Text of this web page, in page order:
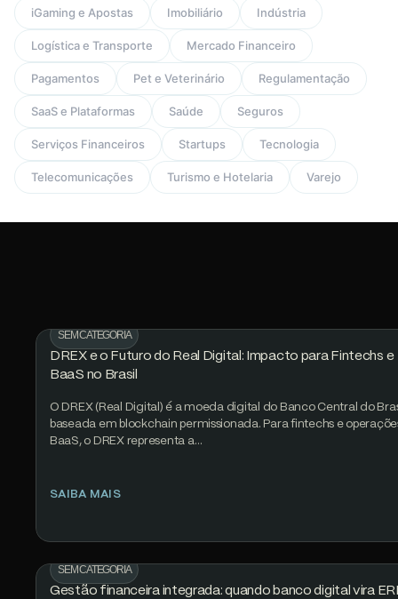
iGaming e Apostas Imobiliário Indústria
Logística e Transporte Mercado Financeiro
Pagamentos Pet e Veterinário Regulamentação
SaaS e Plataformas Saúde Seguros
Serviços Financeiros Startups Tecnologia
Telecomunicações Turismo e Hotelaria Varejo
SEM CATEGORIA
DREX e o Futuro do Real Digital: Impacto para Fintechs e
BaaS no Brasil
O DREX (Real Digital) é a moeda digital do Banco Central do
baseada em blockchain permissionada. Para fintechs e
BaaS, o DREX representa a…
SAIBA MAIS
SEM CATEGORIA
Gestão financeira integrada: quando banco digital vira